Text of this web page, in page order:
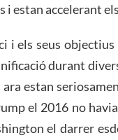
i estan accelerant
i els seus
durant
ara estan
el 2016 no
el darrer